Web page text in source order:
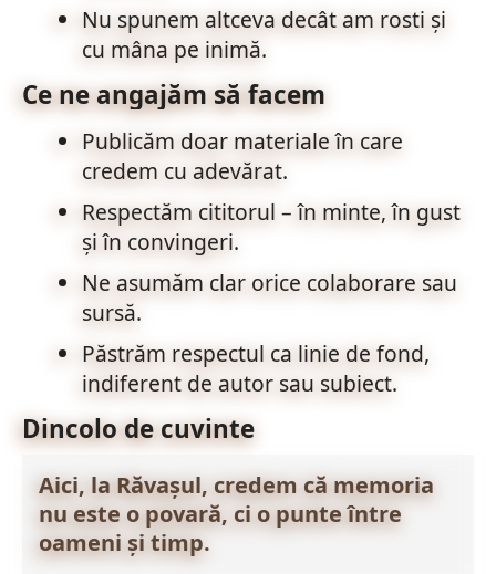
Nu spunem altceva decât am rosti și
cu mâna pe inimă.
Ce ne angajăm să facem
Publicăm doar materiale în care
credem cu adevărat.
Respectăm cititorul – în minte, în gust
și în convingeri.
Ne asumăm clar orice colaborare sau
sursă.
Păstrăm respectul ca linie de fond,
indiferent de autor sau subiect.
Dincolo de cuvinte
Aici, la Răvașul, credem că memoria
nu este o povară, ci o punte între
oameni și timp.